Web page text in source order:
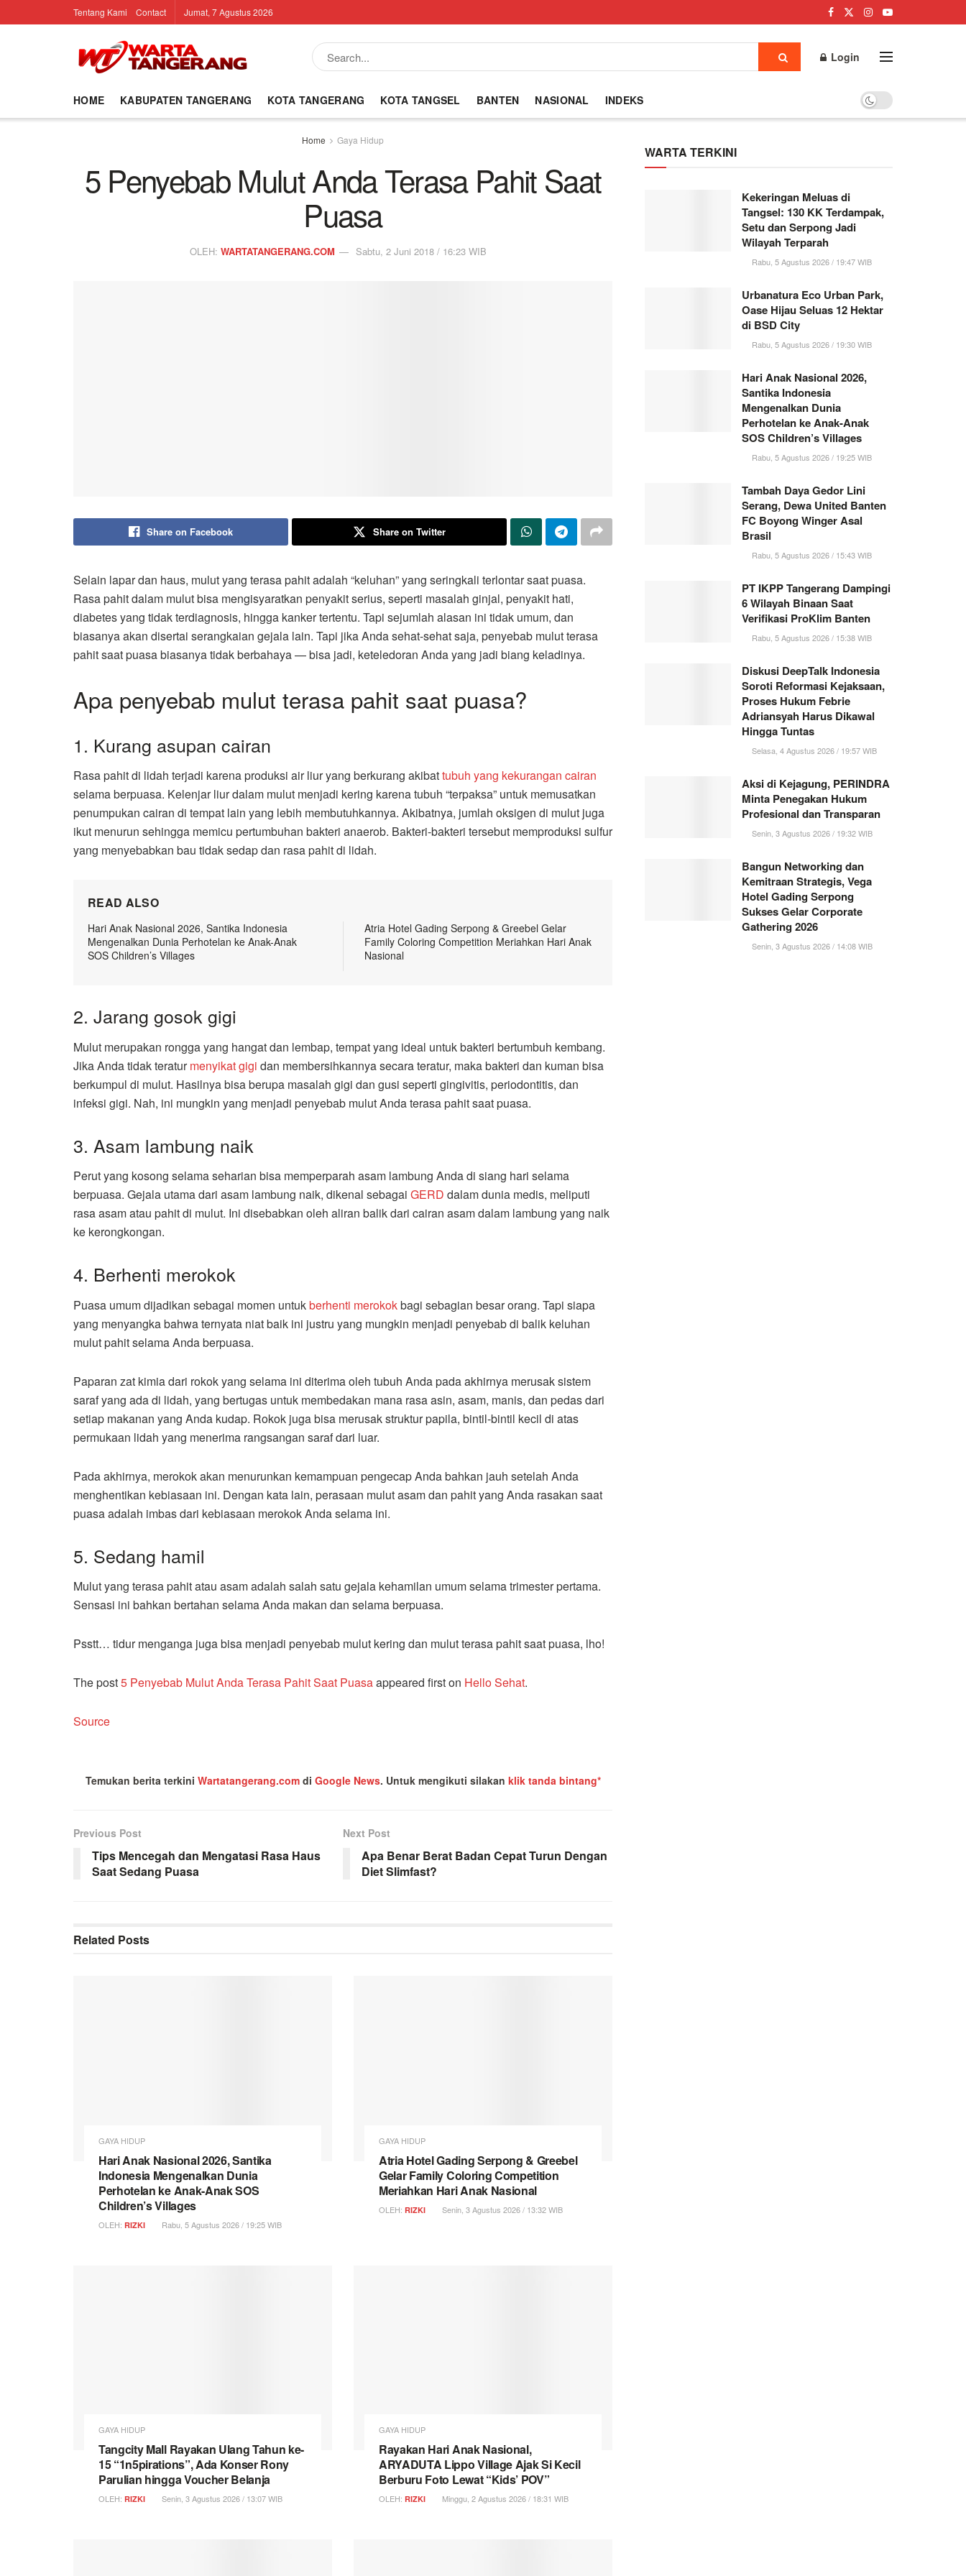
Tentang Kami Contact Jumat, 7 Agustus 2026
Login
HOME KABUPATEN TANGERANG KOTA TANGERANG KOTA TANGSEL BANTEN NASIONAL INDEKS
Home Gaya Hidup
5 Penyebab Mulut Anda Terasa Pahit Saat
Puasa
OLEH: WARTATANGERANG.COM Sabtu, 2 Juni 2018 / 16:23 WIB
Share on Facebook Share on Twitter
Selain lapar dan haus, mulut yang terasa pahit adalah “keluhan” yang seringkali terlontar saat puasa.
Rasa pahit dalam mulut bisa mengisyaratkan penyakit serius, seperti masalah ginjal, penyakit hati,
diabetes yang tidak terdiagnosis, hingga kanker tertentu. Tapi sejumlah alasan ini tidak umum, dan
biasanya akan disertai serangkaian gejala lain. Tapi jika Anda sehat-sehat saja, penyebab mulut terasa
pahit saat puasa biasanya tidak berbahaya — bisa jadi, keteledoran Anda yang jadi biang keladinya.
Apa penyebab mulut terasa pahit saat puasa?
1. Kurang asupan cairan
Rasa pahit di lidah terjadi karena produksi air liur yang berkurang akibattubuh yang kekurangan cairan
selama berpuasa. Kelenjar liur dalam mulut menjadi kering karena tubuh “terpaksa” untuk memusatkan
penumpukan cairan di tempat lain yang lebih membutuhkannya. Akibatnya, jumlah oksigen di mulut juga
ikut menurun sehingga memicu pertumbuhan bakteri anaerob. Bakteri-bakteri tersebut memproduksi sulfur
yang menyebabkan bau tidak sedap dan rasa pahit di lidah.
READ ALSO
Hari Anak Nasional 2026, Santika Indonesia
Mengenalkan Dunia Perhotelan ke Anak-Anak
SOS Children’s Villages
Atria Hotel Gading Serpong & Greebel Gelar
Family Coloring Competition Meriahkan Hari Anak
Nasional
2. Jarang gosok gigi
Mulut merupakan rongga yang hangat dan lembap, tempat yang ideal untuk bakteri bertumbuh kembang.
Jika Anda tidak teraturmenyikat gigi dan membersihkannya secara teratur, maka bakteri dan kuman bisa
berkumpul di mulut. Hasilnya bisa berupa masalah gigi dan gusi seperti gingivitis, periodontitis, dan
infeksi gigi. Nah, ini mungkin yang menjadi penyebab mulut Anda terasa pahit saat puasa.
3. Asam lambung naik
Perut yang kosong selama seharian bisa memperparah asam lambung Anda di siang hari selama
berpuasa. Gejala utama dari asam lambung naik, dikenal sebagai GERD dalam dunia medis, meliputi
rasa asam atau pahit di mulut. Ini disebabkan oleh aliran balik dari cairan asam dalam lambung yang naik
ke kerongkongan.
4. Berhenti merokok
Puasa umum dijadikan sebagai momen untukberhenti merokokbagi sebagian besar orang. Tapi siapa
yang menyangka bahwa ternyata niat baik ini justru yang mungkin menjadi penyebab di balik keluhan
mulut pahit selama Anda berpuasa.
Paparan zat kimia dari rokok yang selama ini diterima oleh tubuh Anda pada akhirnya merusak sistem
saraf yang ada di lidah, yang bertugas untuk membedakan mana rasa asin, asam, manis, dan pedas dari
setiap makanan yang Anda kudap. Rokok juga bisa merusak struktur papila, bintil-bintil kecil di atas
permukaan lidah yang menerima rangsangan saraf dari luar.
Pada akhirnya, merokok akan menurunkan kemampuan pengecap Anda bahkan jauh setelah Anda
menghentikan kebiasaan ini. Dengan kata lain, perasaan mulut asam dan pahit yang Anda rasakan saat
puasa adalah imbas dari kebiasaan merokok Anda selama ini.
5. Sedang hamil
Mulut yang terasa pahit atau asam adalah salah satu gejala kehamilan umum selama trimester pertama.
Sensasi ini bahkan bertahan selama Anda makan dan selama berpuasa.
Psstt… tidur menganga juga bisa menjadi penyebab mulut kering dan mulut terasa pahit saat puasa, lho!
The post5 Penyebab Mulut Anda Terasa Pahit Saat Puasaappeared first on Hello Sehat.
Source
Temukan berita terkini Wartatangerang.comdi Google News. Untuk mengikuti silakan klik tanda bintang*
Previous Post
Tips Mencegah dan Mengatasi Rasa Haus
Saat Sedang Puasa
Next Post
Apa Benar Berat Badan Cepat Turun Dengan
Diet Slimfast?
Related Posts
GAYA HIDUP
Hari Anak Nasional 2026, Santika
Indonesia Mengenalkan Dunia
Perhotelan ke Anak-Anak SOS
Children’s Villages
OLEH: RIZKI Rabu, 5 Agustus 2026 / 19:25 WIB
GAYA HIDUP
Atria Hotel Gading Serpong & Greebel
Gelar Family Coloring Competition
Meriahkan Hari Anak Nasional
OLEH: RIZKI Senin, 3 Agustus 2026 / 13:32 WIB
GAYA HIDUP
Tangcity Mall Rayakan Ulang Tahun ke-
15 “1n5pirations”, Ada Konser Rony
Parulian hingga Voucher Belanja
OLEH: RIZKI Senin, 3 Agustus 2026 / 13:07 WIB
GAYA HIDUP
Rayakan Hari Anak Nasional,
ARYADUTA Lippo Village Ajak Si Kecil
Berburu Foto Lewat “Kids’ POV”
OLEH: RIZKI Minggu, 2 Agustus 2026 / 18:31 WIB
WARTA TERKINI
Kekeringan Meluas di
Tangsel: 130 KK Terdampak,
Setu dan Serpong Jadi
Wilayah Terparah
Rabu, 5 Agustus 2026 / 19:47 WIB
Urbanatura Eco Urban Park,
Oase Hijau Seluas 12 Hektar
di BSD City
Rabu, 5 Agustus 2026 / 19:30 WIB
Hari Anak Nasional 2026,
Santika Indonesia
Mengenalkan Dunia
Perhotelan ke Anak-Anak
SOS Children’s Villages
Rabu, 5 Agustus 2026 / 19:25 WIB
Tambah Daya Gedor Lini
Serang, Dewa United Banten
FC Boyong Winger Asal
Brasil
Rabu, 5 Agustus 2026 / 15:43 WIB
PT IKPP Tangerang Dampingi
6 Wilayah Binaan Saat
Verifikasi ProKlim Banten
Rabu, 5 Agustus 2026 / 15:38 WIB
Diskusi DeepTalk Indonesia
Soroti Reformasi Kejaksaan,
Proses Hukum Febrie
Adriansyah Harus Dikawal
Hingga Tuntas
Selasa, 4 Agustus 2026 / 19:57 WIB
Aksi di Kejagung, PERINDRA
Minta Penegakan Hukum
Profesional dan Transparan
Senin, 3 Agustus 2026 / 19:32 WIB
Bangun Networking dan
Kemitraan Strategis, Vega
Hotel Gading Serpong
Sukses Gelar Corporate
Gathering 2026
Senin, 3 Agustus 2026 / 14:08 WIB